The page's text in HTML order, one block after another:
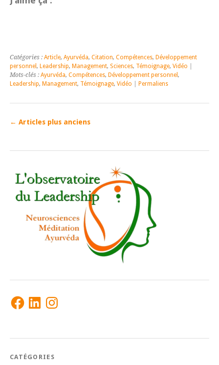
Catégories : Article, Ayurvéda, Citation, Compétences, Développement
personnel , Leadership, Management, Sciences, Témoignage, Vidéo
Mots-clés : Ayurvéda, Compétences, Développement personnel ,
Leadership, Management, Témoignage, Vidéo Permaliens
← Articles plus anciens
FacebookLinkedInInstagram
CATÉGORIES